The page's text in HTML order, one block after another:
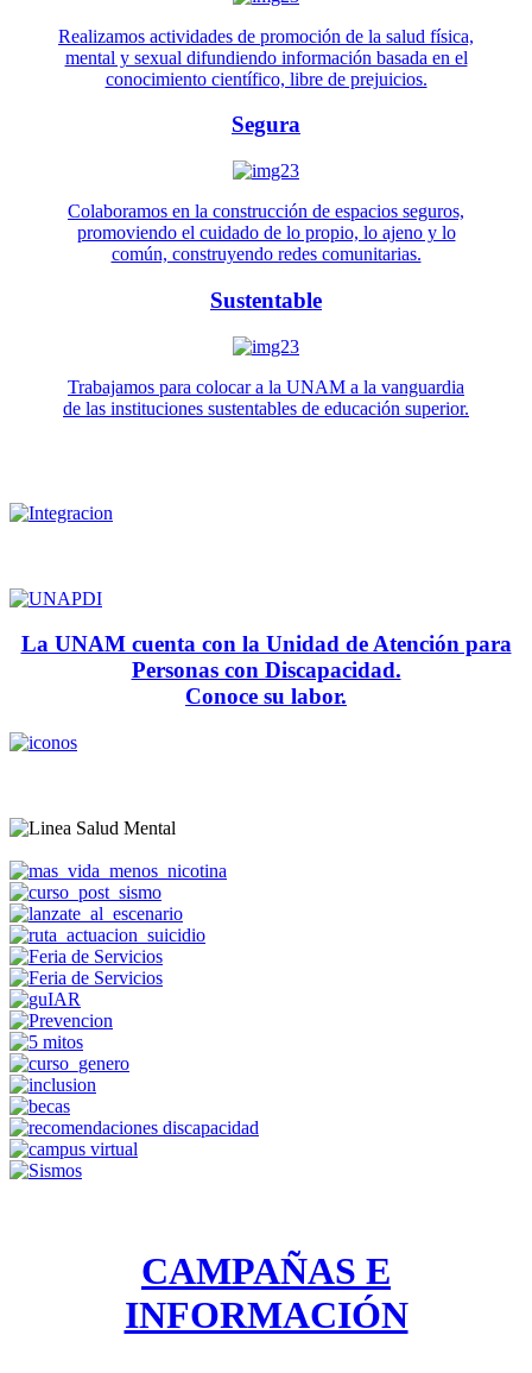
Realizamos actividades de promoción de la salud física,
mental y sexual difundiendo información basada en el
conocimiento científico, libre de prejuicios.
Segura
Colaboramos en la construcción de espacios seguros,
promoviendo el cuidado de lo propio, lo ajeno y lo
común, construyendo redes comunitarias.
Sustentable
Trabajamos para colocar a la UNAM a la vanguardia
de las instituciones sustentables de educación superior.
La UNAM cuenta con la Unidad de Atención para
Personas con Discapacidad.
Conoce su labor.
CAMPAÑAS E
INFORMACIÓN